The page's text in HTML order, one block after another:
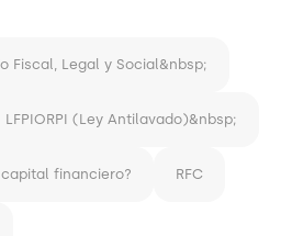
Fiscal, Legal y Social&nbsp;
LFPIORPI (Ley Antilavado)&nbsp;
financiero? RFC